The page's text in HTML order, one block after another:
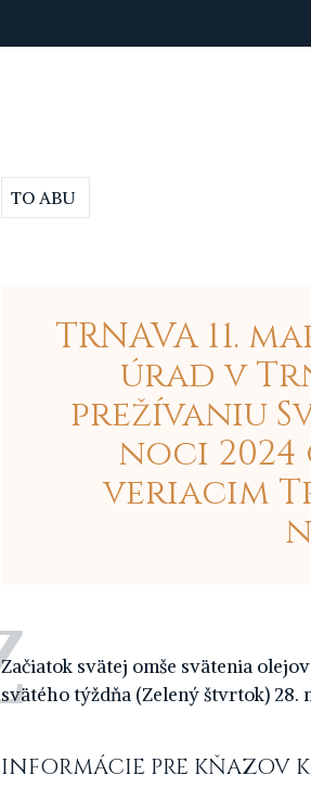
TO ABU
TRNAVA 11.
úrad v
prežívaniu
noci
veriacim
Začiatok svätej omše svätenia
svätého týždňa (Zelený štvrtok) 28.
INFORMÁCIE PRE KŇAZOV